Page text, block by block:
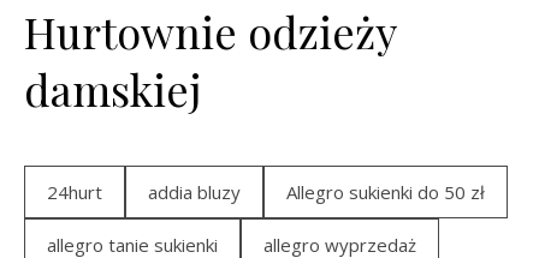
Hurtownie odzieży
damskiej
24hurt addia bluzy Allegro sukienki do 50 zł
allegro tanie sukienki allegro wyprzedaż